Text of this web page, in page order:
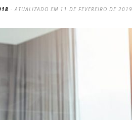
- ATUALIZADO EM 11 DE FEVEREIRO DE 2019